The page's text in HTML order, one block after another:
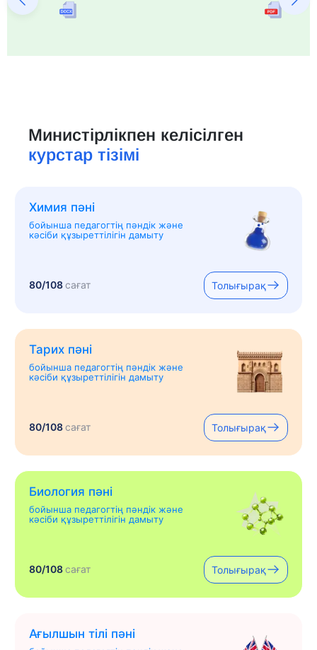
Министірлікпен келісілген
курстар тізімі
Химия пәні
бойынша педагогтің пәндік және
кәсіби құзыреттілігін дамыту
80/108сағат Толығырақ
Тарих пәні
бойынша педагогтің пәндік және
кәсіби құзыреттілігін дамыту
80/108сағат Толығырақ
Биология пәні
бойынша педагогтің пәндік және
кәсіби құзыреттілігін дамыту
80/108сағат Толығырақ
Ағылшын тілі пәні